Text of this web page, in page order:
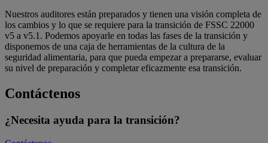
Nuestros auditores están preparados y tienen una visión completa de
los cambios y lo que se requiere para la transición de FSSC 22000
v5 a v5.1. Podemos apoyarle en todas las fases de la transición y
disponemos de una caja de herramientas de la cultura de la
seguridad alimentaria, para que pueda empezar a prepararse, evaluar
su nivel de preparación y completar eficazmente esa transición.
Contáctenos
¿Necesita ayuda para la transición?